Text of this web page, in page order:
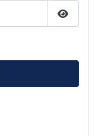
Afficher